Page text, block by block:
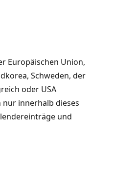
Europäischen Union,
Schweden, der
oder USA
innerhalb dieses
und